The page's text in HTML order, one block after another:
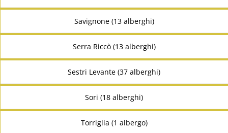
Savignone (13 alberghi)
Serra Riccò (13 alberghi)
Sestri Levante (37 alberghi)
Sori (18 alberghi)
Torriglia (1 albergo)